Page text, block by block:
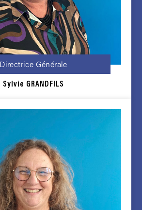
Directrice Générale
Sylvie GRANDFILS